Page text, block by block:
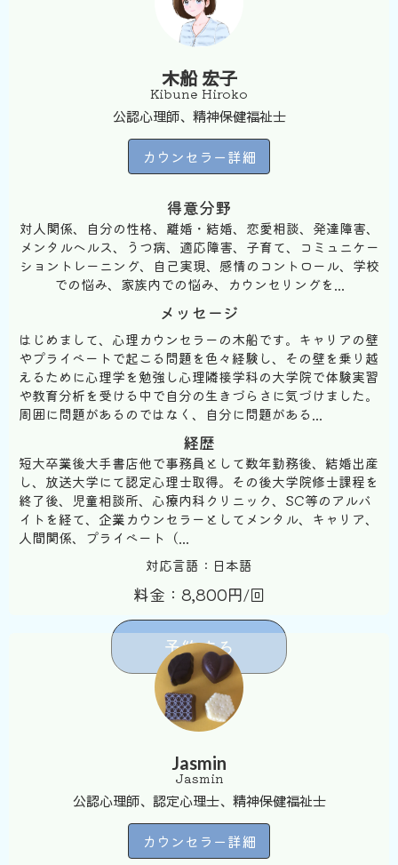
木船 宏子
Kibune Hiroko
公認心理師、精神保健福祉士
カウンセラー詳細
得意分野
対人関係、自分の性格、離婚・結婚、恋愛相談、発達障害、
メンタルヘルス、うつ病、適応障害、子育て、コミュニケー
ショントレーニング、自己実現、感情のコントロール、学校
での悩み、家族内での悩み、カウンセリングを...
メッセージ
はじめまして、心理カウンセラーの木船です。キャリアの壁
やプライベートで起こる問題を色々経験し、その壁を乗り越
えるために心理学を勉強し心理隣接学科の大学院で体験実習
や教育分析を受ける中で自分の生きづらさに気づけました。
周囲に問題があるのではなく、自分に問題がある...
経歴
短大卒業後大手書店他で事務員として数年勤務後、結婚出産
し、放送大学にて認定心理士取得。その後大学院修士課程を
終了後、児童相談所、心療内科クリニック、SC等のアルバ
イトを経て、企業カウンセラーとしてメンタル、キャリア、
人間関係、プライベート（...
対応言語：日本語
料金：8,800円/回
予約する
Jasmin
Jasmin
公認心理師、認定心理士、精神保健福祉士
カウンセラー詳細